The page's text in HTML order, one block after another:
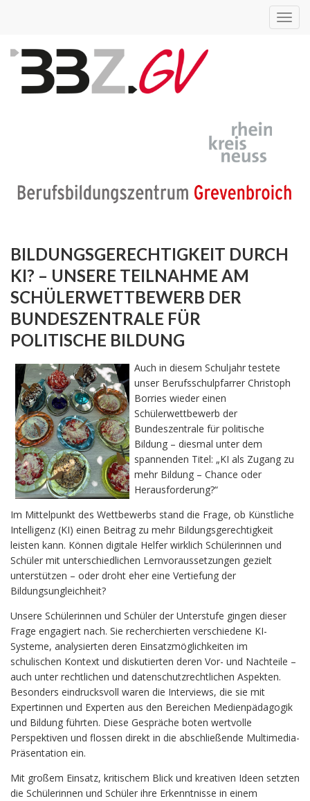
BILDUNGSGERECHTIGKEIT DURCH
KI? – UNSERE TEILNAHME AM
SCHÜLERWETTBEWERB DER
BUNDESZENTRALE FÜR
POLITISCHE BILDUNG
Auch in diesem Schuljahr testete
unser Berufsschulpfarrer Christoph
Borries wieder einen
Schülerwettbewerb der
Bundeszentrale für politische
Bildung – diesmal unter dem
spannenden Titel: „KI als Zugang zu
mehr Bildung – Chance oder
Herausforderung?“
Im Mittelpunkt des Wettbewerbs stand die Frage, ob Künstliche
Intelligenz (KI) einen Beitrag zu mehr Bildungsgerechtigkeit
leisten kann. Können digitale Helfer wirklich Schülerinnen und
Schüler mit unterschiedlichen Lernvoraussetzungen gezielt
unterstützen – oder droht eher eine Vertiefung der
Bildungsungleichheit?
Unsere Schülerinnen und Schüler der Unterstufe gingen dieser
Frage engagiert nach. Sie recherchierten verschiedene KI-
Systeme, analysierten deren Einsatzmöglichkeiten im
schulischen Kontext und diskutierten deren Vor- und Nachteile –
auch unter rechtlichen und datenschutzrechtlichen Aspekten.
Besonders eindrucksvoll waren die Interviews, die sie mit
Expertinnen und Experten aus den Bereichen Medienpädagogik
und Bildung führten. Diese Gespräche boten wertvolle
Perspektiven und flossen direkt in die abschließende Multimedia-
Präsentation ein.
Mit großem Einsatz, kritischem Blick und kreativen Ideen setzten
die Schülerinnen und Schüler ihre Erkenntnisse in einem